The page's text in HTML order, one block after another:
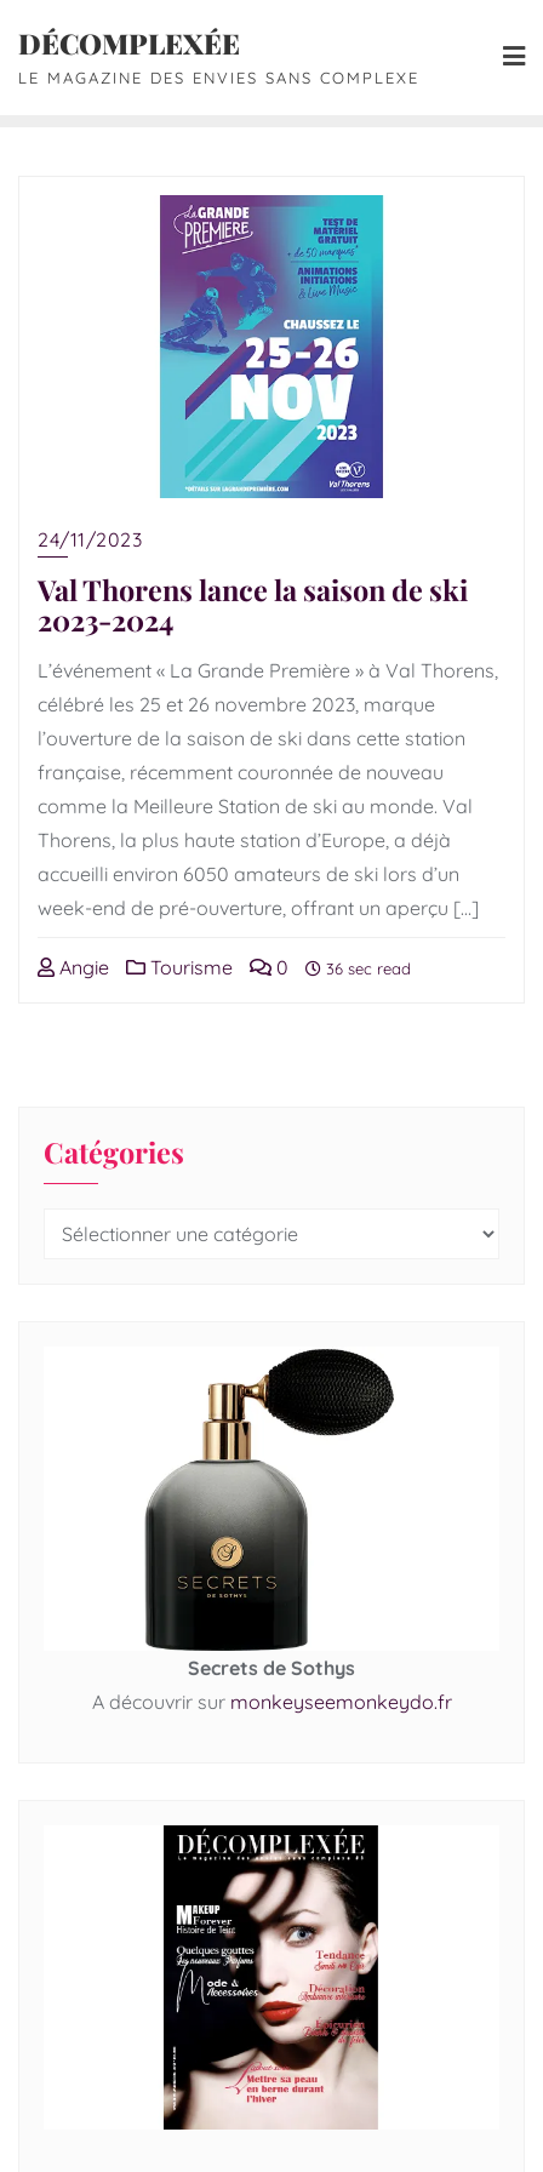
DÉCOMPLEXÉE
LE MAGAZINE DES ENVIES SANS COMPLEXE
24/11/2023
Val Thorens lance la saison de ski
2023-2024
L’événement « La Grande Première » à Val Thorens,
célébré les 25 et 26 novembre 2023, marque
l’ouverture de la saison de ski dans cette station
française, récemment couronnée de nouveau
comme la Meilleure Station de ski au monde. Val
Thorens, la plus haute station d’Europe, a déjà
accueilli environ 6050 amateurs de ski lors d’un
week-end de pré-ouverture, offrant un aperçu […]
Angie Tourisme 0 36 sec read
Catégories
Secrets de Sothys
A découvrir sur monkeyseemonkeydo.fr